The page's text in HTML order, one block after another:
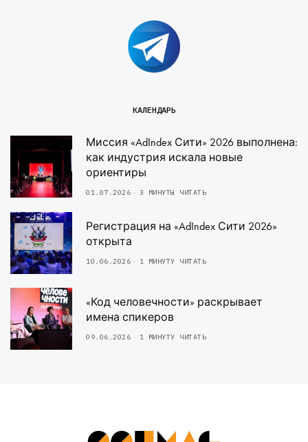
КАЛЕНДАРЬ
Миссия «AdIndex Сити» 2026 выполнена:
как индустрия искала новые
ориентиры
01.07.2026 3 МИНУТЫ ЧИТАТЬ
Регистрация на «AdIndex Сити 2026»
открыта
10.06.2026 1 МИНУТУ ЧИТАТЬ
«Код человечности» раскрывает
имена спикеров
09.06.2026 1 МИНУТУ ЧИТАТЬ